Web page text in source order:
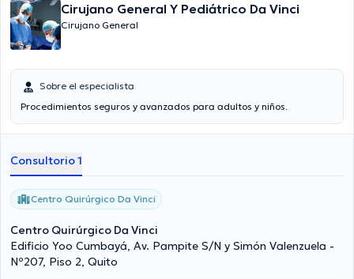
Cirujano General Y Pediátrico Da Vinci
Cirujano General
Sobre el especialista
Procedimientos seguros y avanzados para adultos y niños.
Consultorio 1
Centro Quirúrgico Da Vinci
Centro Quirúrgico Da Vinci
Edificio Yoo Cumbayá, Av. Pampite S/N y Simón Valenzuela -
Nº207, Piso 2, Quito